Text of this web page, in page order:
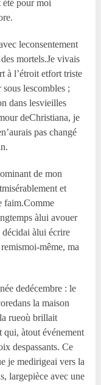
été pour moi
leconsentement
mortels.Je vivais
à l’étroit etfort triste
sous lescombles ;
dans lesvieilles
deChristiana, je
pas changé
de mon
et
faim.Comme
àlui avouer
àlui écrire
même, ma
dedécembre : le
la maison
rueoù brillait
qui, àtout événement
despassants. Ce
je medirigeai vers la
largepièce avec une